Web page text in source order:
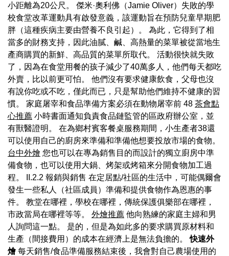
小距離為20公尺。 傑米·奧利佛（Jamie Oliver）失敗的學
校食堂改革運動具有啟發意義，該運動旨在預防兒童早期肥
胖（這種疾病主要由營養不良引起）。 為此，它得到了相
當多的財務支持，因此油膩、鹹、高熱量的菜單被從當地生
產商購買的新鮮、高品質的菜單所取代。 活動很快就失敗
了，因為在食堂用餐的孩子減少了40萬多人，他們每天都吃
外賣，比以前更可怕。 他們沒有要求健康飲食，父母也沒
有說你吃或不吃，僅此而已，只是幫助他們維持不健康的習
慣。 家庭屠宰和食品準備方案必須在動物屠宰前 48 茶會點
心推薦 小時書面通知負責食品鏈監管的區政府辦公室，並
有獸醫證明。 在為鄉村賓客餐桌服務期間，小生產者38還
可以使用自己的廚房來準備和準備他想要投放市場的食物。
台中外燴 您也可以在專為銷售目的而設計的獨立廚房中準
備食物，也可以使用大鍋、烤架或烤箱來分開食物加工過
程。 II.2.2 報銷與銷售 在定居點/社區的生活中，可能偶爾會
發生一些私人（社區成員）準備和提供食物作為恩惠的事
件。 教堂在哪裡，學校在哪裡，傳統保護俱樂部在哪裡，
市政當局在哪裡等等。 外燴推薦 他向熟練的家庭主婦和男
人詢問這一點。 是的，但是為如此多的要求購買原材料和
生產（間接費用）的成本在經濟上是無法負擔的。快速外
燴每天銷售/食品準備服務結束後，我會對自己農場使用的